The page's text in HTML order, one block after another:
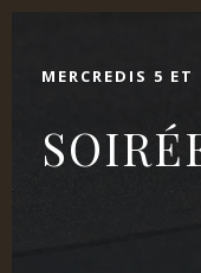
MERCREDIS 5